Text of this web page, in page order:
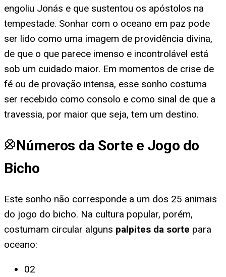
engoliu Jonás e que sustentou os apóstolos na
tempestade. Sonhar com o oceano em paz pode
ser lido como uma imagem de providência divina,
de que o que parece imenso e incontrolável está
sob um cuidado maior. Em momentos de crise de
fé ou de provação intensa, esse sonho costuma
ser recebido como consolo e como sinal de que a
travessia, por maior que seja, tem um destino.
Números da Sorte e Jogo do
Bicho
Este sonho não corresponde a um dos 25 animais
do jogo do bicho. Na cultura popular, porém,
costumam circular alguns palpites da sorte para
oceano:
02